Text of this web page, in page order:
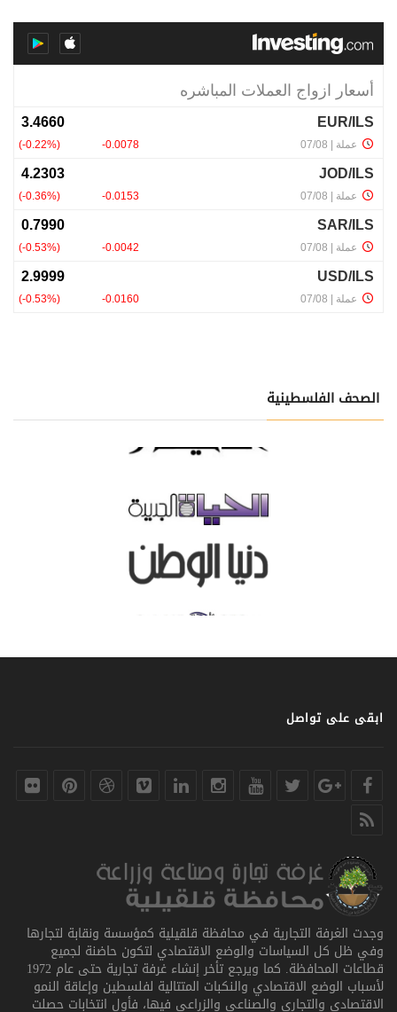
الصحف الفلسطينية
ابقى على تواصل
وجدت الغرفة التجارية في محافظة قلقيلية كمؤسسة ونقابة لتجارها
وفي ظل كل السياسات والوضع الاقتصادي لتكون حاضنة لجميع
قطاعات المحافظة. كما ويرجع تأخر إنشاء غرفة تجارية حتى عام 1972
لأسباب الوضع الاقتصادي والنكبات المتتالية لفلسطين وإعاقة النمو
الاقتصادي والتجاري والصناعي والزراعي فيها، فأول انتخابات حصلت